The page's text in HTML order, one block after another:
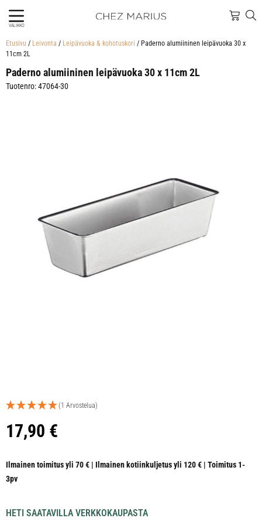
VALIKKO
Etusivu / Leivonta / Leipävuoka & kohotuskori / Paderno alumiininen leipävuoka 30 x
11cm 2L
Paderno alumiininen leipävuoka 30 x 11cm 2L
Tuotenro: 47064-30
(1 Arvostelua)
17,90 €
Ilmainen toimitus yli 70 € | Ilmainen kotiinkuljetus yli 120 € | Toimitus 1-
3pv
HETI SAATAVILLA VERKKOKAUPASTA